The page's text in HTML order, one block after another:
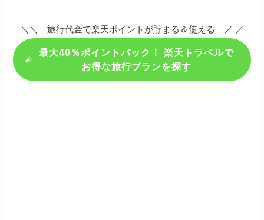
＼＼ 旅行代金で楽天ポイントが貯まる＆使える ／ ／
最大40％ポイントバック！ 楽天トラベルで
お得な旅行プランを探す